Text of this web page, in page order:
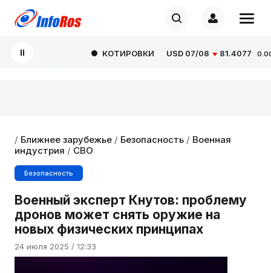
КОТИРОВКИ USD07/08 81.4077 0.0000
/ Ближнее зарубежье / Безопасность / Военная
индустрия / СВО
Безопасность
Военный эксперт Кнутов: проблему
дронов может снять оружие на
новых физических принципах
24 июля 2025 / 12:33